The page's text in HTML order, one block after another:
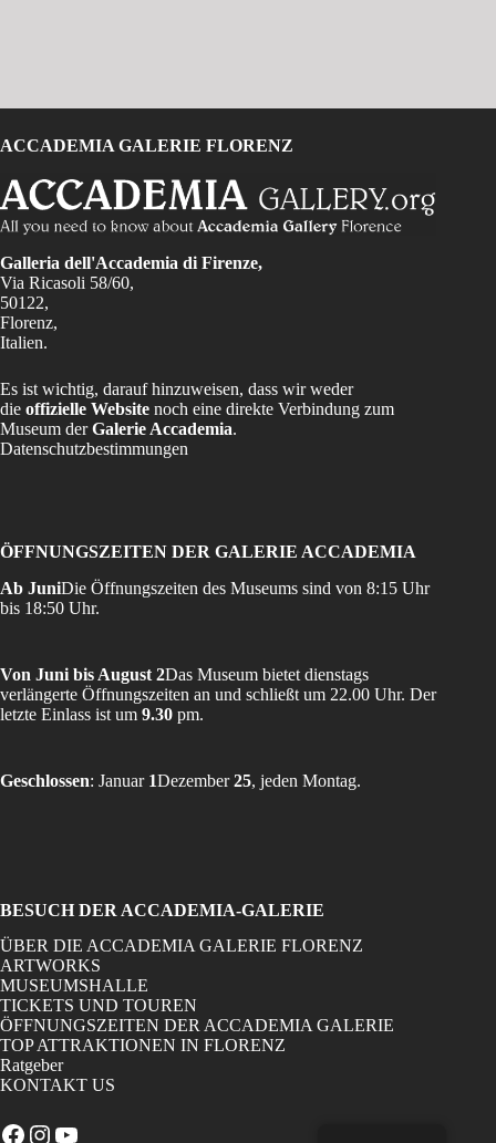
ACCADEMIA GALERIE FLORENZ
Galleria dell'Accademia di Firenze,
Via Ricasoli 58/60,
50122,
Florenz,
Italien.
Es ist wichtig, darauf hinzuweisen, dass wir weder
die offizielle Website noch eine direkte Verbindung zum
Museum derGalerie Accademia.
Datenschutzbestimmungen
ÖFFNUNGSZEITEN DER GALERIE ACCADEMIA
Ab JuniDie Öffnungszeiten des Museums sind von 8:15 Uhr
bis 18:50 Uhr.
Von Juni bis August 2Das Museum bietet dienstags
verlängerte Öffnungszeiten an und schließt um 22.00 Uhr. Der
letzte Einlass ist um 9.30 pm.
Geschlossen: Januar 1Dezember25, jeden Montag.
BESUCH DER ACCADEMIA-GALERIE
ÜBER DIE ACCADEMIA GALERIE FLORENZ
ARTWORKS
MUSEUMSHALLE
TICKETS UND TOUREN
ÖFFNUNGSZEITEN DER ACCADEMIA GALERIE
TOP ATTRAKTIONEN IN FLORENZ
Ratgeber
KONTAKT US
Facebook
Instagram
YouTube